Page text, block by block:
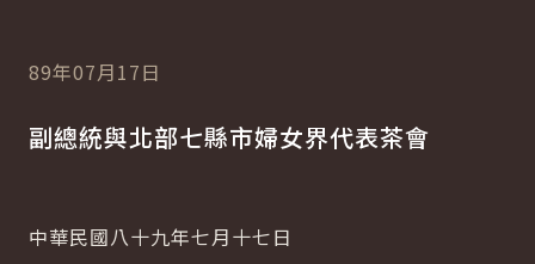
89年07月17日
副總統與北部七縣市婦女界代表茶會
中華民國八十九年七月十七日